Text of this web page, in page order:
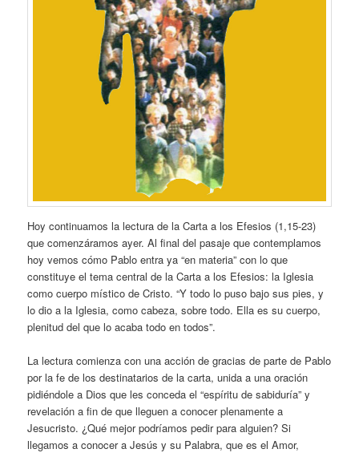
Hoy continuamos la lectura de la Carta a los Efesios (1,15-23)
que comenzáramos ayer. Al final del pasaje que contemplamos
hoy vemos cómo Pablo entra ya “en materia” con lo que
constituye el tema central de la Carta a los Efesios: la Iglesia
como cuerpo místico de Cristo. “Y todo lo puso bajo sus pies, y
lo dio a la Iglesia, como cabeza, sobre todo. Ella es su cuerpo,
plenitud del que lo acaba todo en todos”.
La lectura comienza con una acción de gracias de parte de Pablo
por la fe de los destinatarios de la carta, unida a una oración
pidiéndole a Dios que les conceda el “espíritu de sabiduría” y
revelación a fin de que lleguen a conocer plenamente a
Jesucristo. ¿Qué mejor podríamos pedir para alguien? Si
llegamos a conocer a Jesús y su Palabra, que es el Amor,